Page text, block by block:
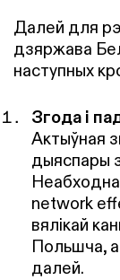
Далей для
дзяржава
наступных
Згода і
Актыўная
дыяспары
Неабходна
network
вялікай
Польшча,
далей.